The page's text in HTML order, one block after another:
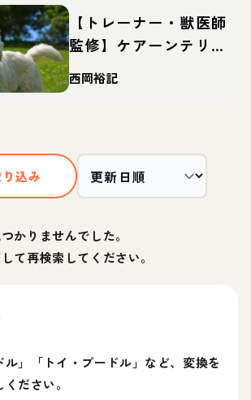
【トレーナー・獣医師
監修】ケアーンテリア
ってどんな犬？性格・
特徴・育て方・迎え方
西岡裕記
込み
かりませんでした。
て再検索してください。
ル」「トイ・プードル」など、変換を
ださい。